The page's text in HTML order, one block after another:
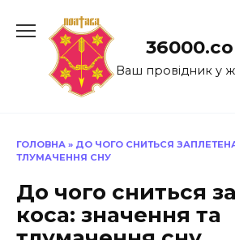
до
Ваш провідник у
ГОЛОВНА » ДО ЧОГО СНИТЬСЯ
ТЛУМАЧЕННЯ СНУ
До чого сниться
коса: значення та